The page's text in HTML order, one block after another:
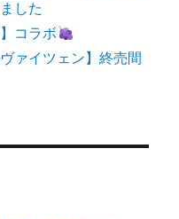
した
コラボ
ァイツェン】終売間